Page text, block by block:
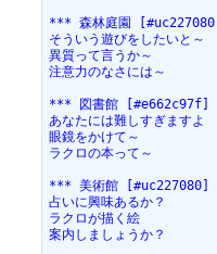
*** 森林庭園 [#uc227080]
そういう遊びをしたいと～
異質って言うか～　　　　
注意力のなさには～　　　
*** 図書館 [#e662c97f]
あなたには難しすぎますよ
眼鏡をかけて～　　　　　
ラクロの本って～　　　　
*** 美術館 [#uc227080]
占いに興味あるか？　　　
ラクロが描く絵　　　　　
案内しましょうか？　　　